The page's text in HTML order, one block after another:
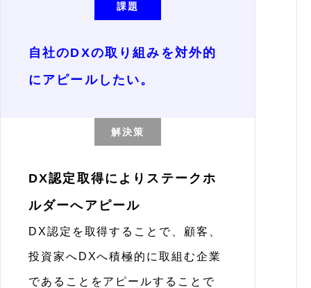
課題
自社のDXの取り組みを対外的
にアピールしたい。
解決策
DX認定取得によりステークホ
ルダーへアピール
DX認定を取得することで、顧客、
投資家へDXへ積極的に取組む企業
であることをアピールすることで